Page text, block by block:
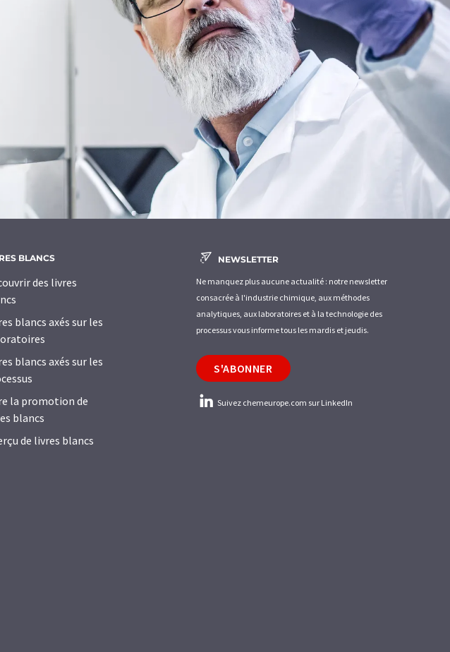
BLANCS
des livres
blancs axés sur les
blancs axés sur les
la promotion de
blancs
de livres blancs
NEWSLETTER
Ne manquez plus aucune actualité : notre newsletter
consacrée à l'industrie chimique, aux méthodes
analytiques, aux laboratoires et à la technologie des
processus vous informe tous les mardis et jeudis.
S'ABONNER
Suivez chemeurope.com sur LinkedIn